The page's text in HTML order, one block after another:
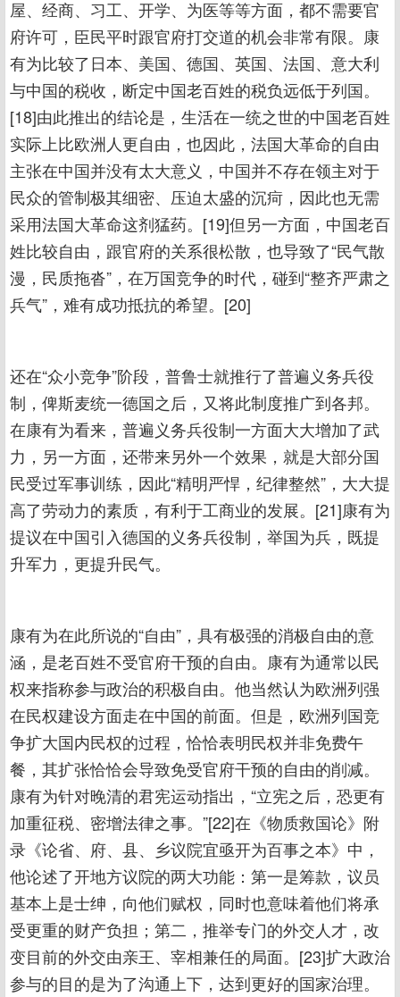
屋、经商、习工、开学、为医等等方面，都不需要官
府许可，臣民平时跟官府打交道的机会非常有限。康
有为比较了日本、美国、德国、英国、法国、意大利
与中国的税收，断定中国老百姓的税负远低于列国。
[18]由此推出的结论是，生活在一统之世的中国老百姓
实际上比欧洲人更自由，也因此，法国大革命的自由
主张在中国并没有太大意义，中国并不存在领主对于
民众的管制极其细密、压迫太盛的沉疴，因此也无需
采用法国大革命这剂猛药。[19]但另一方面，中国老百
姓比较自由，跟官府的关系很松散，也导致了“民气散
漫，民质拖沓”，在万国竞争的时代，碰到“整齐严肃之
兵气”，难有成功抵抗的希望。[20]
还在“众小竞争”阶段，普鲁士就推行了普遍义务兵役
制，俾斯麦统一德国之后，又将此制度推广到各邦。
在康有为看来，普遍义务兵役制一方面大大增加了武
力，另一方面，还带来另外一个效果，就是大部分国
民受过军事训练，因此“精明严悍，纪律整然”，大大提
高了劳动力的素质，有利于工商业的发展。[21]康有为
提议在中国引入德国的义务兵役制，举国为兵，既提
升军力，更提升民气。
康有为在此所说的“自由”，具有极强的消极自由的意
涵，是老百姓不受官府干预的自由。康有为通常以民
权来指称参与政治的积极自由。他当然认为欧洲列强
在民权建设方面走在中国的前面。但是，欧洲列国竞
争扩大国内民权的过程，恰恰表明民权并非免费午
餐，其扩张恰恰会导致免受官府干预的自由的削减。
康有为针对晚清的君宪运动指出，“立宪之后，恐更有
加重征税、密增法律之事。”[22]在《物质救国论》附
录《论省、府、县、乡议院宜亟开为百事之本》中，
他论述了开地方议院的两大功能：第一是筹款，议员
基本上是士绅，向他们赋权，同时也意味着他们将承
受更重的财产负担；第二，推举专门的外交人才，改
变目前的外交由亲王、宰相兼任的局面。[23]扩大政治
参与的目的是为了沟通上下，达到更好的国家治理。